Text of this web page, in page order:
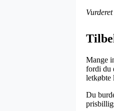
Mange
fordi du
letkøbte
Du